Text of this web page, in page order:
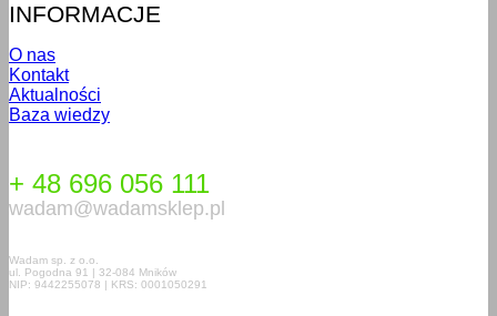
INFORMACJE
O nas
Kontakt
Aktualności
Baza wiedzy
+ 48 696 056 111
wadam@wadamsklep.pl
Wadam sp. z o.o.
ul. Pogodna 91 | 32-084 Mników
NIP: 9442255078 | KRS: 0001050291